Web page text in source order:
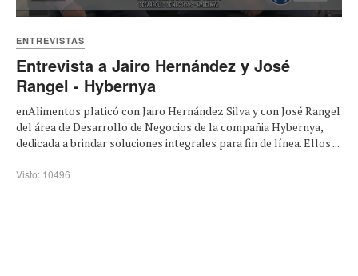
ENTREVISTAS
Entrevista a Jairo Hernández y José
Rangel - Hybernya
enAlimentos platicó con Jairo Hernández Silva y con José Rangel
del área de Desarrollo de Negocios de la compañia Hybernya,
dedicada a brindar soluciones integrales para fin de línea. Ellos ...
Visto: 10496